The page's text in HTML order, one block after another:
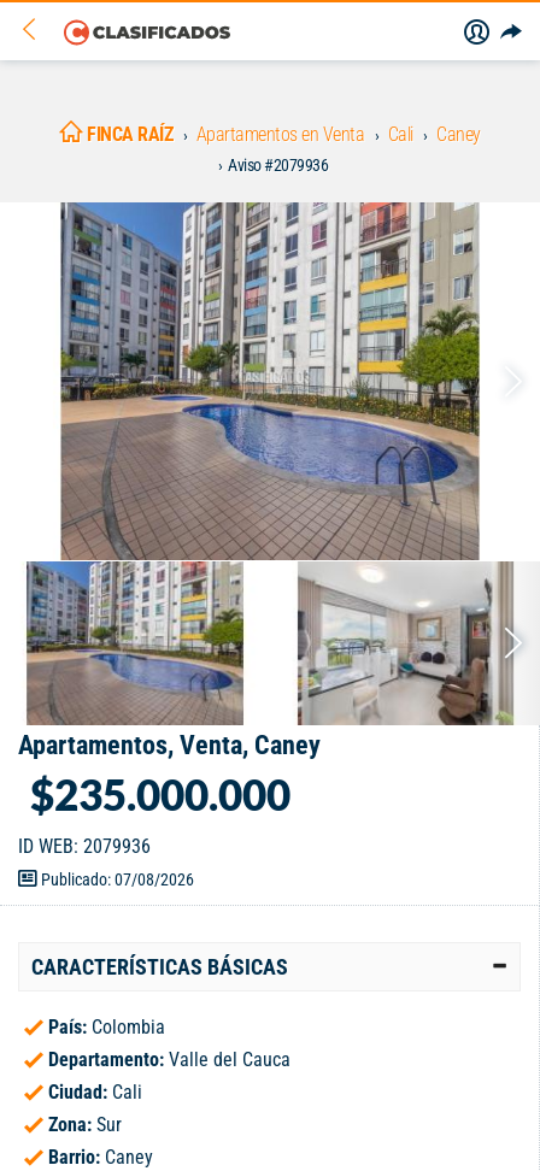
FINCA RAÍZ Apartamentos en Venta Cali Caney
Aviso #2079936
Apartamentos, Venta, Caney
$235.000.000
ID WEB: 2079936
Publicado: 07/08/2026
CARACTERÍSTICAS BÁSICAS
País: Colombia
Departamento: Valle del Cauca
Ciudad: Cali
Zona: Sur
Barrio: Caney